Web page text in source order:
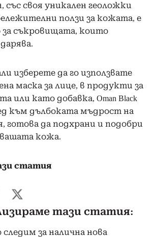
своя уникален геоложки
ползи за кожата, е
за съкровищата, които
изберете да го използвате
маска за лице, в продукти за
или като добавка, Oman Black
към дълбоката мъдрост на
готова да подхрани и подобри
кожа.
статия
тази статия:
за налична нова